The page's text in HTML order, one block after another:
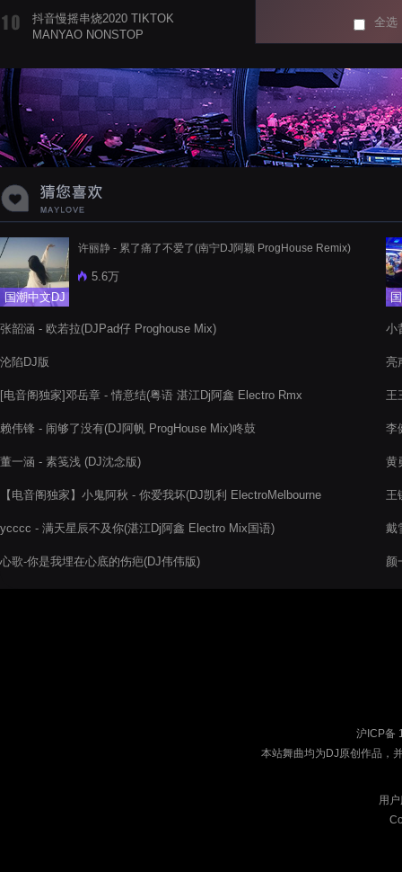
抖音慢摇串烧2020 TIKTOK
MANYAO NONSTOP
蝉爸爸妈妈爱存在夏天的风是想你的
声音啊
全选
国潮中文DJ
许丽静 - 累了痛了不爱了(南宁DJ阿颖 ProgHouse Remix)
5.6万
张韶涵 - 欧若拉(DJPad仔 Proghouse Mix)
沦陷DJ版
[电音阁独家]邓岳章 - 情意结(粤语 湛江Dj阿鑫 Electro Rmx
赖伟锋 - 闹够了没有(DJ阿帆 ProgHouse Mix)咚鼓
董一涵 - 素笺浅 (DJ沈念版)
【电音阁独家】小鬼阿秋 - 你爱我坏(DJ凯利 ElectroMelbourne
ycccc - 满天星辰不及你(湛江Dj阿鑫 Electro Mix国语)
心歌-你是我埋在心底的伤疤(DJ伟伟版)
小
亮
王
李
黄
王
戴
颜
沪ICP备
本站舞曲均为DJ原创作品，
用